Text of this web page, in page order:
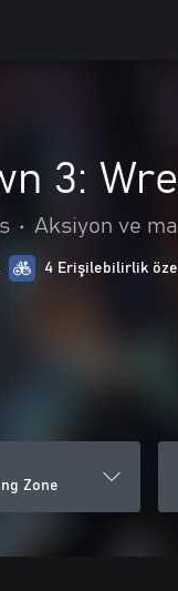
3:
• Aksiyon ve
4 Erişilebilirlik
Zone